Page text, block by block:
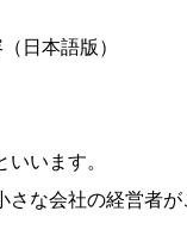
日本語版）
います。
さな会社の経営者